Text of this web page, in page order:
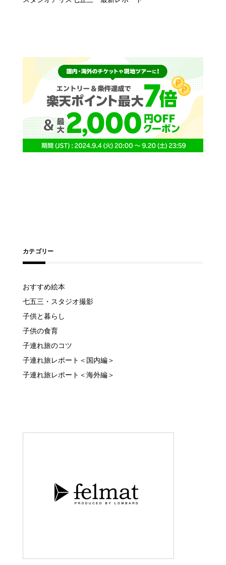
カテゴリー
おすすめ絵本
七五三・スタジオ撮影
子供と暮らし
子供の食育
子連れ旅のコツ
子連れ旅レポート＜国内編＞
子連れ旅レポート＜海外編＞